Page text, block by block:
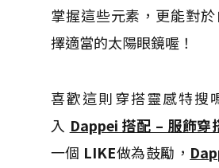
掌握這些元素，更能對
擇適當的太陽眼鏡喔！
喜歡這則穿搭靈感特搜
入 Dappei 搭配 – 服飾穿
一個 LIKE做為鼓勵，